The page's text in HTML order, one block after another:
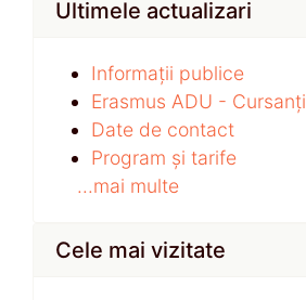
Ultimele actualizari
Informații publice
Erasmus ADU - Cursanți
Date de contact
Program și tarife
...mai multe
Cele mai vizitate